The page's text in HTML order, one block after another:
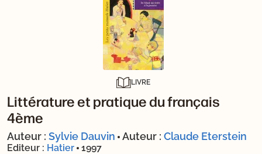
LIVRE
Littérature et pratique du français
4ème
Auteur : Sylvie Dauvin Auteur : Claude Eterstein
Editeur : Hatier 1997